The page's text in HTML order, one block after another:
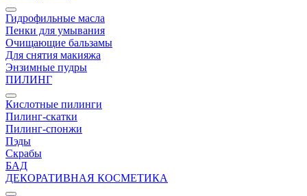
Гидрофильные масла
Пенки для умывания
Очищающие бальзамы
Для снятия макияжа
Энзимные пудры
ПИЛИНГ
Кислотные пилинги
Пилинг-скатки
Пилинг-спонжи
Пэды
Скрабы
БАД
ДЕКОРАТИВНАЯ КОСМЕТИКА